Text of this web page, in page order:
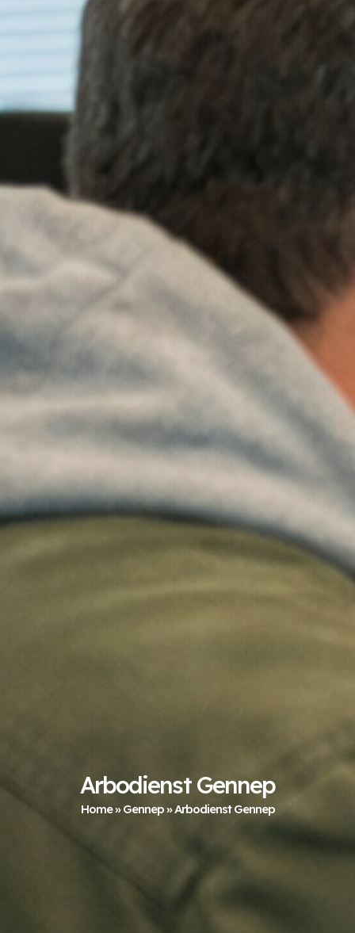
Arbodienst Gennep
Home»Gennep»Arbodienst Gennep